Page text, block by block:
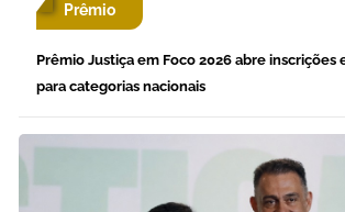
Prêmio
Prêmio Justiça em Foco 2026 abre inscrições
para categorias nacionais